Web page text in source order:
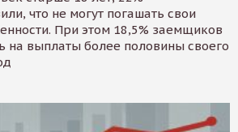
что не могут погашать свои
При этом 18,5% заемщиков
на выплаты более половины своего